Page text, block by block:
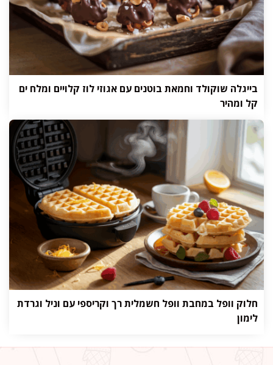
בייגלה שוקולד וחמאת בוטנים עם אגוזי לוז קלויים ומלח ים
קל ומהיר
חלוק וופל במחבת וופל חשמלית רך וקריספי עם וניל וגרדת
לימון